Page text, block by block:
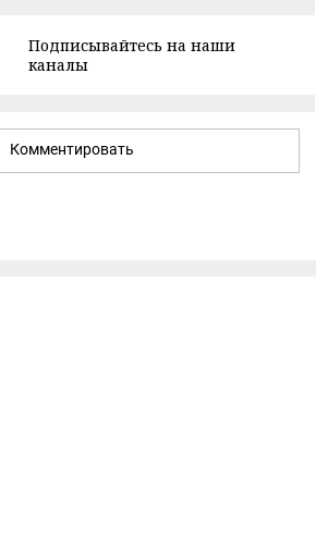
Подписывайтесь на наши
каналы
Комментировать